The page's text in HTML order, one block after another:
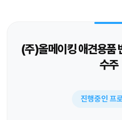
(주)올메이킹 애견용품
수주
진행중인 프